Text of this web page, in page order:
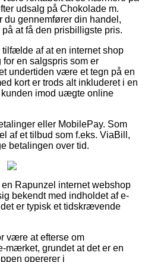
udsalg på Chokolade m.
gennemfører din handel,
at få den prisbilligste pris.
af at en internet shop
en salgspris som er
undertiden være et tegn på en
kort er trods alt inkluderet i en
imod uægte online
eller MobilePay. Som
af et tilbud som f.eks. ViaBill,
betalingen over tid.
Rapunzel internet webshop
bekendt med indholdet af e-
er typisk et tidskrævende
være at efterse om
mærket, grundet at det er en
opererer i